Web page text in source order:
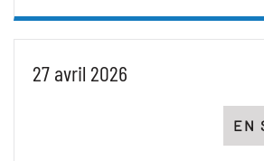
27 avril 2026
EN